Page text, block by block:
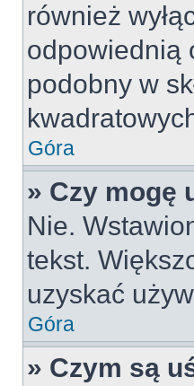
również
odpowiednią
podobny w
Góra
» Czy mogę
Nie.
tekst.
uzyskać
Góra
» Czym są